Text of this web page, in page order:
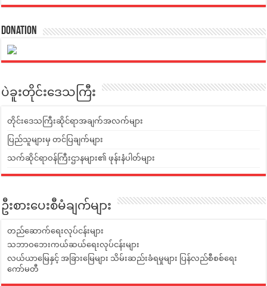
Donation
ပဲခူးတိုင်းဒေသကြီး
တိုင်းဒေသကြီးဆိုင်ရာအချက်အလက်များ
ပြည်သူများမှ တင်ပြချက်များ
သက်ဆိုင်ရာဝန်ကြီးဌာနများ၏ ဖုန်းနံပါတ်များ
ဦးစားပေးစီမံချက်များ
တည်ဆောက်ရေးလုပ်ငန်းများ
သဘာဝဘေးကယ်ဆယ်ရေးလုပ်ငန်းများ
လယ်ယာမြေနှင့် အခြားမြေများ သိမ်းဆည်းခံရမှုများ ပြန်လည်စီစစ်ရေး
ကော်မတီ